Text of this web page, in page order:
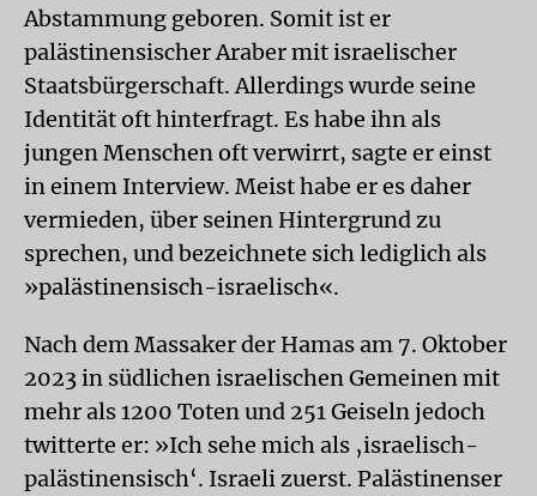
Abstammung geboren. Somit ist er
palästinensischer Araber mit israelischer
Staatsbürgerschaft. Allerdings wurde seine
Identität oft hinterfragt. Es habe ihn als
jungen Menschen oft verwirrt, sagte er einst
in einem Interview. Meist habe er es daher
vermieden, über seinen Hintergrund zu
sprechen, und bezeichnete sich lediglich als
»palästinensisch-israelisch«.
Nach dem Massaker der Hamas am 7. Oktober
2023 in südlichen israelischen Gemeinen mit
mehr als 1200 Toten und 251 Geiseln jedoch
twitterte er: »Ich sehe mich als ‚israelisch-
palästinensisch‘. Israeli zuerst. Palästinenser